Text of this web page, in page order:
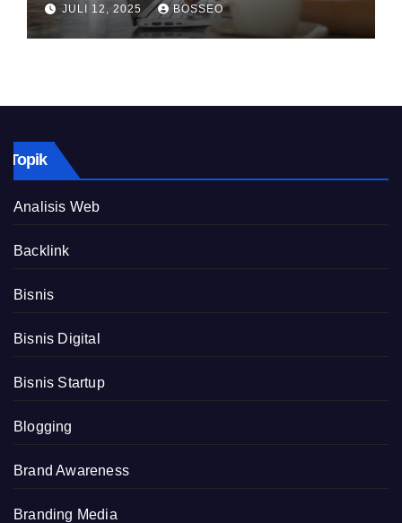
JULI 12, 2025 BOSSEO
Topik
Analisis Web
Backlink
Bisnis
Bisnis Digital
Bisnis Startup
Blogging
Brand Awareness
Branding Media